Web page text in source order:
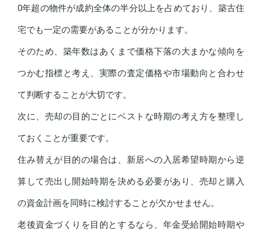
0年超の物件が成約全体の半分以上を占めており、築古住
宅でも一定の需要があることが分かります。
そのため、築年数はあくまで価格下落の大まかな傾向を
つかむ指標と考え、実際の査定価格や市場動向と合わせ
て判断することが大切です。
次に、売却の目的ごとにベストな時期の考え方を整理し
ておくことが重要です。
住み替えが目的の場合は、新居への入居希望時期から逆
算して売出し開始時期を決める必要があり、売却と購入
の資金計画を同時に検討することが欠かせません。
老後資金づくりを目的とするなら、年金受給開始時期や